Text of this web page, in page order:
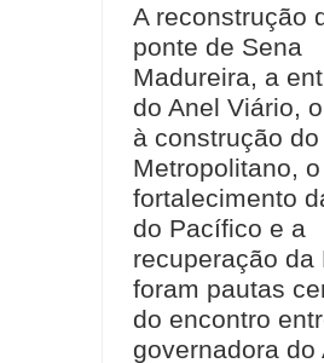
A reconstrução
ponte de Sena
Madureira, a
do Anel Viário,
à construção do
Metropolitano, o
fortalecimento
do Pacífico e a
recuperação da
foram pautas
do encontro
governadora do